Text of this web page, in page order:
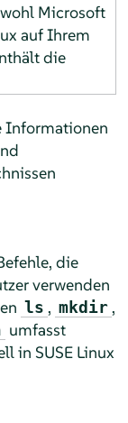
Microsoft
auf Ihrem
die
Informationen
die
verwenden
ls , mkdir ,
umfasst
in SUSE Linux